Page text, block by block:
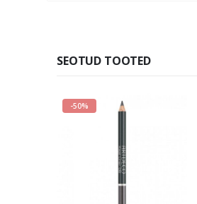
SEOTUD TOOTED
LAOST OTSAS